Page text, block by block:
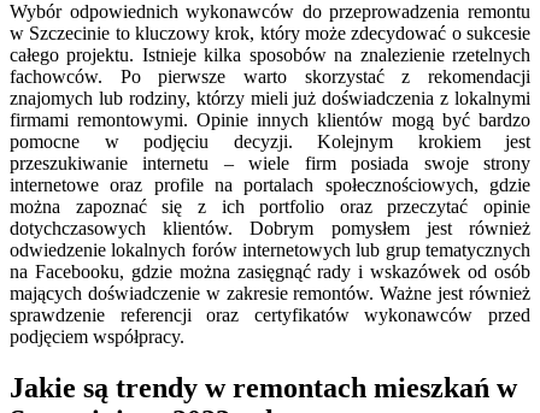
Wybór odpowiednich wykonawców do przeprowadzenia remontu
w Szczecinie to kluczowy krok, który może zdecydować o sukcesie
całego projektu. Istnieje kilka sposobów na znalezienie rzetelnych
fachowców. Po pierwsze warto skorzystać z rekomendacji
znajomych lub rodziny, którzy mieli już doświadczenia z lokalnymi
firmami remontowymi. Opinie innych klientów mogą być bardzo
pomocne w podjęciu decyzji. Kolejnym krokiem jest
przeszukiwanie internetu – wiele firm posiada swoje strony
internetowe oraz profile na portalach społecznościowych, gdzie
można zapoznać się z ich portfolio oraz przeczytać opinie
dotychczasowych klientów. Dobrym pomysłem jest również
odwiedzenie lokalnych forów internetowych lub grup tematycznych
na Facebooku, gdzie można zasięgnąć rady i wskazówek od osób
mających doświadczenie w zakresie remontów. Ważne jest również
sprawdzenie referencji oraz certyfikatów wykonawców przed
podjęciem współpracy.
Jakie są trendy w remontach mieszkań w